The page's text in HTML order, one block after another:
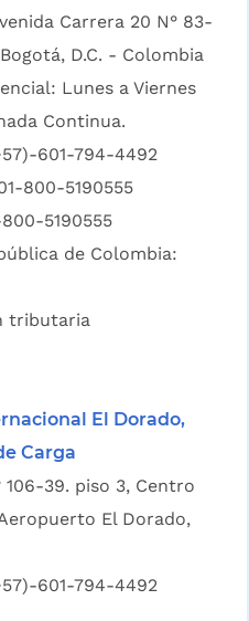
Carrera 20 N° 83-
D.C. - Colombia
Lunes a Viernes
Continua.
601-794-4492
800-5190555
5190555
de Colombia:
tributaria
El Dorado,
Carga
106-39. piso 3, Centro
El Dorado,
601-794-4492